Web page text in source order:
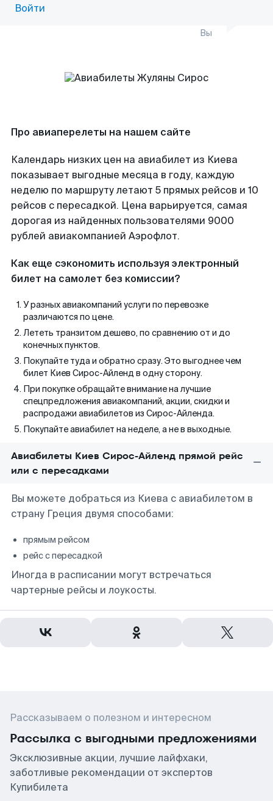
Войти
Вы
Про авиаперелеты на нашем сайте
Календарь низких цен на авиабилет из Киева
показывает выгодные месяца в году, каждую
неделю по маршруту летают 5 прямых рейсов и 10
рейсов с пересадкой. Цена варьируется, самая
дорогая из найденных пользователями 9000
рублей авиакомпанией Аэрофлот.
Как еще сэкономить используя электронный
билет на самолет без комиссии?
У разных авиакомпаний услуги по перевозке
различаются по цене.
Лететь транзитом дешево, по сравнению от и до
конечных пунктов.
Покупайте туда и обратно сразу. Это выгоднее чем
билет Киев Сирос-Айленд в одну сторону.
При покупке обращайте внимание на лучшие
спецпредложения авиакомпаний, акции, скидки и
распродажи авиабилетов из Сирос-Айленда.
Покупайте авиабилет на неделе, а не в выходные.
Авиабилеты Киев Сирос-Айленд прямой рейс
или с пересадками
Вы можете добраться из Киева с авиабилетом в
страну Греция двумя способами:
прямым рейсом
рейс с пересадкой
Иногда в расписании могут встречаться
чартерные рейсы и лоукосты.
Рассказываем о полезном и интересном
Рассылка с выгодными предложениями
Эксклюзивные акции, лучшие лайфхаки,
заботливые рекомендации от экспертов
Купибилета